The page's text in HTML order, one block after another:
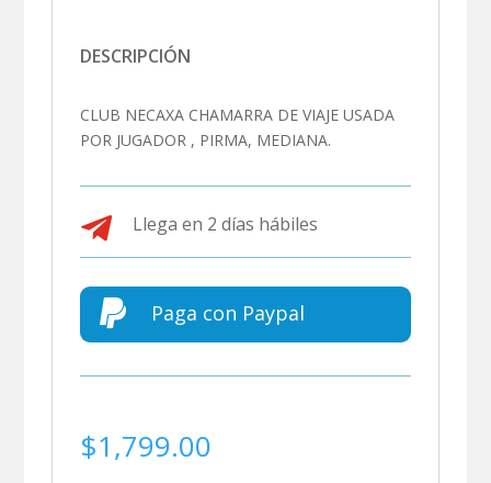
DESCRIPCIÓN
CLUB NECAXA CHAMARRA DE VIAJE USADA
POR JUGADOR , PIRMA, MEDIANA.
 Llega en 2 días hábiles
 Paga con Paypal
$1,799.00